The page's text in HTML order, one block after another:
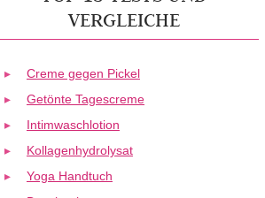
VERGLEICHE
Creme gegen Pickel
Getönte Tagescreme
Intimwaschlotion
Kollagenhydrolysat
Yoga Handtuch